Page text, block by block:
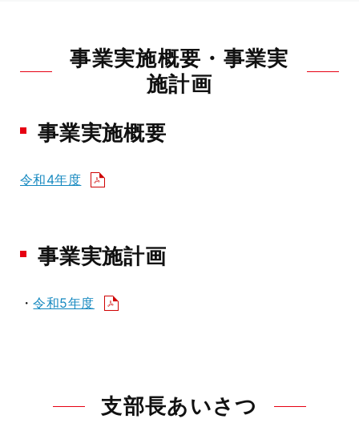
事業実施概要・事業実
施計画
事業実施概要
令和4年度
事業実施計画
・令和5年度
支部長あいさつ